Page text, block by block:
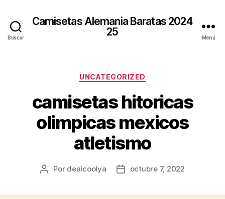
Buscar
Camisetas Alemania Baratas 2024
25
Menú
Categorías
UNCATEGORIZED
camisetas hitoricas
olimpicas mexicos
atletismo
Autor
Por dealcoolya
Fechaoctubre 7, 2022